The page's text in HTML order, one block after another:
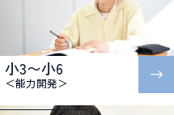
小3〜小6
＜能力開発＞